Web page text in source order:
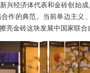
兴经济体代表和金砖创始
作的典范。当前单边主义
亮金砖这块发展中国家联